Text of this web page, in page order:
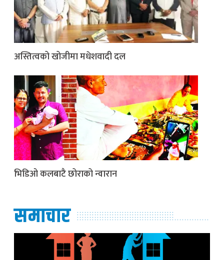
अस्तित्वको खोजीमा मधेशवादी दल
भिडिओ कलबाटै छोराको न्वारान
समाचार